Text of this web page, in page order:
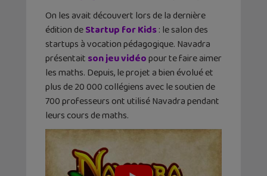
On les avait découvert lors de la dernière
édition deStartup for Kids: le salon des
startups à vocation pédagogique. Navadra
présentait son jeu vidéopour te faire aimer
les maths. Depuis, le projet a bien évolué et
plus de 20 000 collégiens avec le soutien de
700 professeurs ont utilisé Navadra pendant
leurs cours de maths.